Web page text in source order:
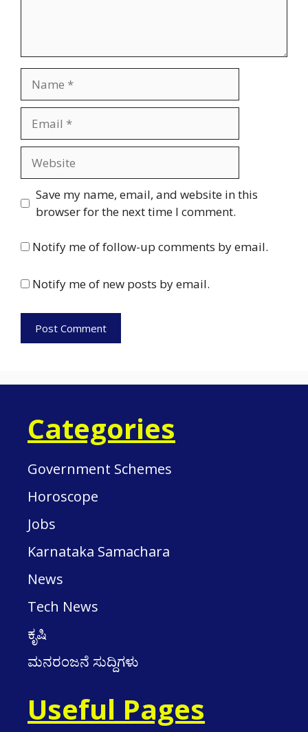
Save my name, email, and website in this
browser for the next time I comment.
Notify me of follow-up comments by email.
Notify me of new posts by email.
Categories
Government Schemes
Horoscope
Jobs
Karnataka Samachara
News
Tech News
ಕೃಷಿ
ಮನರಂಜನೆ ಸುದ್ದಿಗಳು
Useful Pages